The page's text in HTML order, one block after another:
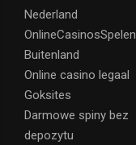
Nederland
OnlineCasinosSpelen
Buitenland
Online casino legaal
Goksites
Darmowe spiny bez
depozytu